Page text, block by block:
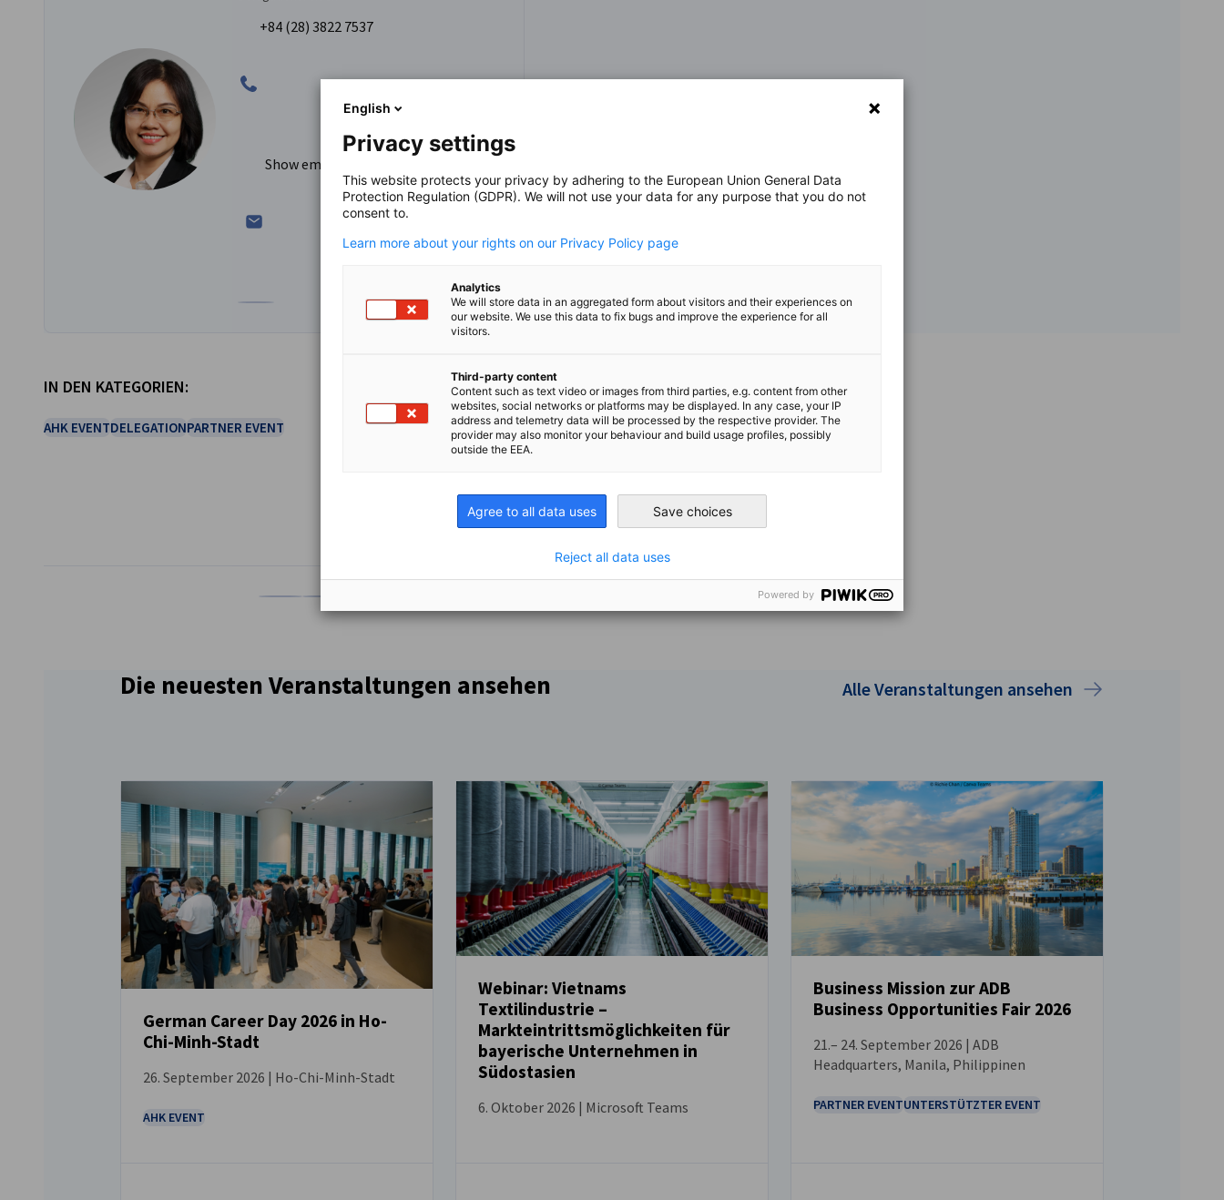
+84 (28) 3822 7537
Show email
Zum Profil von Le Thi Hai Duong auf der LinkedIn gehen
IN DEN KATEGORIEN:
AHK EVENTDELEGATIONPARTNER EVENT
Auf Facebook teilen
Auf LinkedIn teilen
Auf X teilenAuf Xing teilenKopiere URL zum Clipboard
Die neuesten Veranstaltungen ansehen Alle Veranstaltungen ansehen
German Career Day 2026 in Ho-
Chi-Minh-Stadt
26. September 2026 | Ho-Chi-Minh-Stadt
AHK EVENT
VERANSTALTUNG
Webinar: Vietnams
Textilindustrie –
Markteintrittsmöglichkeiten für
bayerische Unternehmen in
Südostasien
6. Oktober 2026 | Microsoft Teams
Business Mission zur ADB
Business Opportunities Fair 2026
21.– 24. September 2026 | ADB
Headquarters, Manila, Philippinen
PARTNER EVENTUNTERSTÜTZTER EVENT
English
Privacy settings
This website protects your privacy by adhering to the European Union General Data
Protection Regulation (GDPR). We will not use your data for any purpose that you do not
consent to.
Learn more about your rights on our Privacy Policy page
Analytics
We will store data in an aggregated form about visitors and their experiences on
our website. We use this data to fix bugs and improve the experience for all
visitors.
Third-party content
Content such as text video or images from third parties, e.g. content from other
websites, social networks or platforms may be displayed. In any case, your IP
address and telemetry data will be processed by the respective provider. The
provider may also monitor your behaviour and build usage profiles, possibly
outside the EEA.
Agree to all data uses Save choices
Reject all data uses
Powered by